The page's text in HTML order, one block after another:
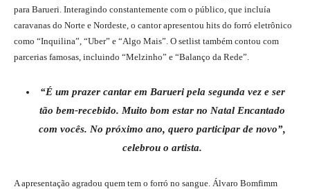
para Barueri. Interagindo constantemente com o público, que incluía
caravanas do Norte e Nordeste, o cantor apresentou hits do forró eletrônico
como “Inquilina”, “Uber” e “Algo Mais”. O setlist também contou com
parcerias famosas, incluindo “Melzinho” e “Balanço da Rede”.
“É um prazer cantar em Barueri pela segunda vez e ser
tão bem-recebido. Muito bom estar no Natal Encantado
com vocês. No próximo ano, quero participar de novo”,
celebrou o artista.
A apresentação agradou quem tem o forró no sangue. Álvaro Bomfimm